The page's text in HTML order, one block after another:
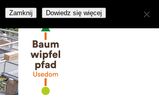
Zamknij Dowiedz się więcej